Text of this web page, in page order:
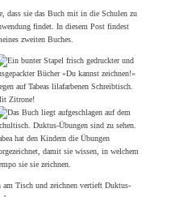
dass sie das Buch mit in die Schulen zu
findet. In diesem Post findest
zweiten Buches.